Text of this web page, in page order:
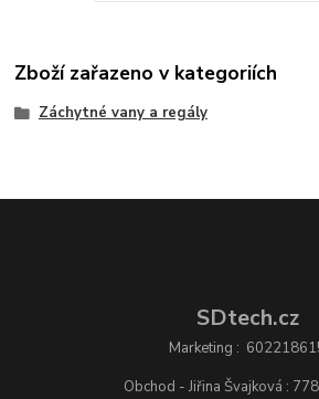
Zboží zařazeno v kategoriích
Záchytné vany a regály
SDtech.cz
Marketing :
Obchod - Jiřina Švajková :